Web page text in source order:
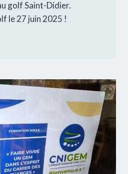
golf Saint-Didier.
le 27 juin 2025 !